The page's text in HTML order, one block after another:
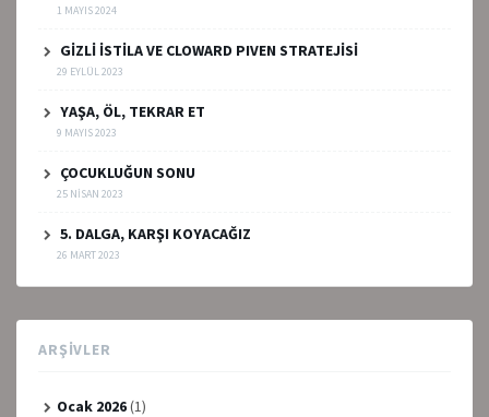
1 MAYIS 2024
GİZLİ İSTİLA VE CLOWARD PIVEN STRATEJİSİ
29 EYLÜL 2023
YAŞA, ÖL, TEKRAR ET
9 MAYIS 2023
ÇOCUKLUĞUN SONU
25 NISAN 2023
5. DALGA, KARŞI KOYACAĞIZ
26 MART 2023
ARŞIVLER
Ocak 2026(1)